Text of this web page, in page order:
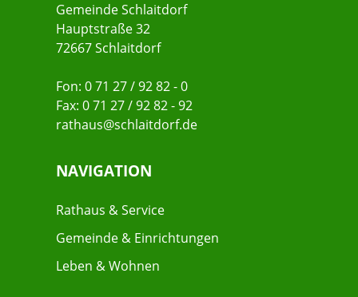
Gemeinde Schlaitdorf
Hauptstraße 32
72667 Schlaitdorf
Fon: 0 71 27 / 92 82 - 0
Fax: 0 71 27 / 92 82 - 92
rathaus@schlaitdorf.de
NAVIGATION
Rathaus & Service
Gemeinde & Einrichtungen
Leben & Wohnen